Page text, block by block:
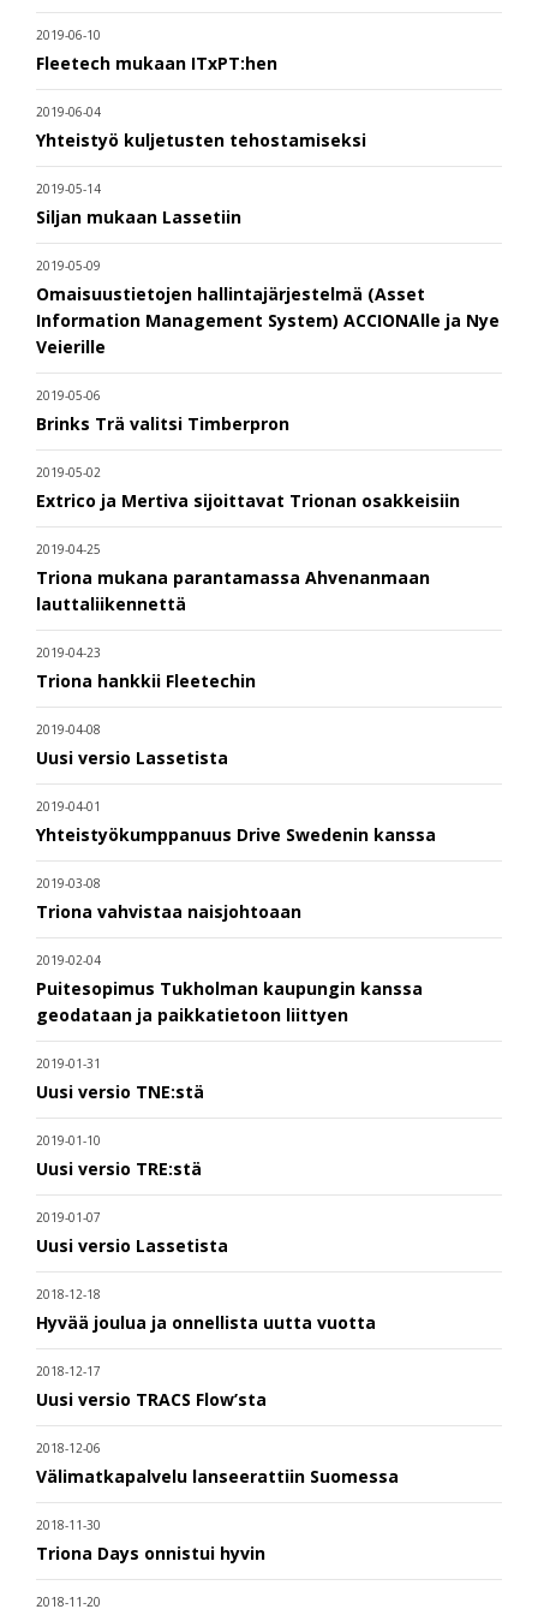
2019-06-10
Fleetech mukaan ITxPT:hen
2019-06-04
Yhteistyö kuljetusten tehostamiseksi
2019-05-14
Siljan mukaan Lassetiin
2019-05-09
Omaisuustietojen hallintajärjestelmä (Asset
Information Management System) ACCIONAlle ja Nye
Veierille
2019-05-06
Brinks Trä valitsi Timberpron
2019-05-02
Extrico ja Mertiva sijoittavat Trionan osakkeisiin
2019-04-25
Triona mukana parantamassa Ahvenanmaan
lauttaliikennettä
2019-04-23
Triona hankkii Fleetechin
2019-04-08
Uusi versio Lassetista
2019-04-01
Yhteistyökumppanuus Drive Swedenin kanssa
2019-03-08
Triona vahvistaa naisjohtoaan
2019-02-04
Puitesopimus Tukholman kaupungin kanssa
geodataan ja paikkatietoon liittyen
2019-01-31
Uusi versio TNE:stä
2019-01-10
Uusi versio TRE:stä
2019-01-07
Uusi versio Lassetista
2018-12-18
Hyvää joulua ja onnellista uutta vuotta
2018-12-17
Uusi versio TRACS Flow’sta
2018-12-06
Välimatkapalvelu lanseerattiin Suomessa
2018-11-30
Triona Days onnistui hyvin
2018-11-20